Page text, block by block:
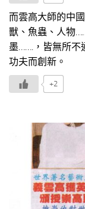
而雲高大師的中
獸、魚蟲、人物
墨…….，皆無所不
功夫而創新。
+2